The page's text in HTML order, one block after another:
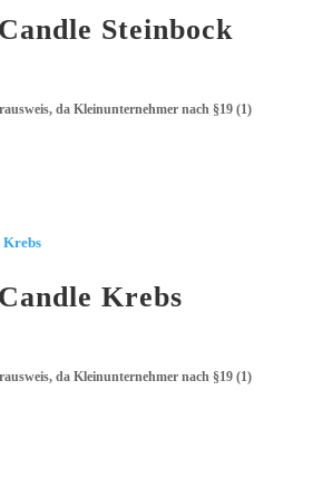
Steinbock
da Kleinunternehmer nach §19 (1)
Krebs
da Kleinunternehmer nach §19 (1)